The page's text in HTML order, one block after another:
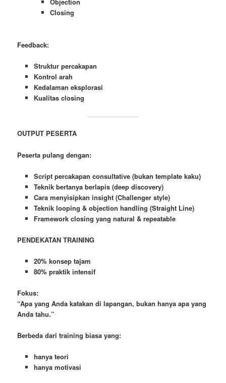
Closing
Feedback:
Struktur percakapan
Kontrol arah
Kedalaman eksplorasi
Kualitas closing
OUTPUT PESERTA
Peserta pulang dengan:
Script percakapan consultative (bukan template kaku)
Teknik bertanya berlapis (deep discovery)
Cara menyisipkan insight (Challenger style)
Teknik looping & objection handling (Straight Line)
Framework closing yang natural & repeatable
PENDEKATAN TRAINING
20% konsep tajam
80% praktik intensif
Fokus:
“Apa yang Anda katakan di lapangan, bukan hanya apa yang
Anda tahu.”
Berbeda dari training biasa yang:
hanya teori
hanya motivasi